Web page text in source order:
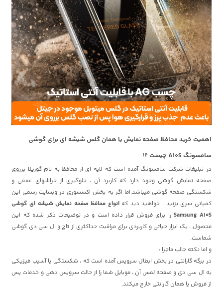
اهمیت خرید محافظ صفحه نمایش یا همان گلس شیشه ای برای گوشی
سامسونگ A10S چیست ؟!
در تبلیغات شرکت سامسونگ آمده است که لایه ای از محافظ به نام گوریلا برروی
صفحه نمایش گوشی وجود دارد که کاربرد آن ، جلوگیری از خراشهای عمقی و
شکستگی صفحه گوشی میباشد.اما اگر به بخش اکسسوری در وبسایت رسمی این
کمپانی سری بزنید ، خواهید دید کهانواع محافظ صفحه نمایش شیشه ای گوشی
Samsung A10Sرا برای فروش قرار داده است و در توضیحات ذکر شده که این
محصول ، یک ابزار حیاتی و کاربردی برای مراقبت حداکثری از تاچ و ال سی دی گوشی
شماست.
و اما نکته جالب ماجرا :
در برگه گارانتی در بخش ابطال سرویس آمده است که ، شکستگی یا آسیب فیزیکی
به ال سی دی و صفحه لمس آن ، موبایل شما را از حالت سرویس دهی و خدمات پس
از فروش یا همان گارانتی خارج میکند.